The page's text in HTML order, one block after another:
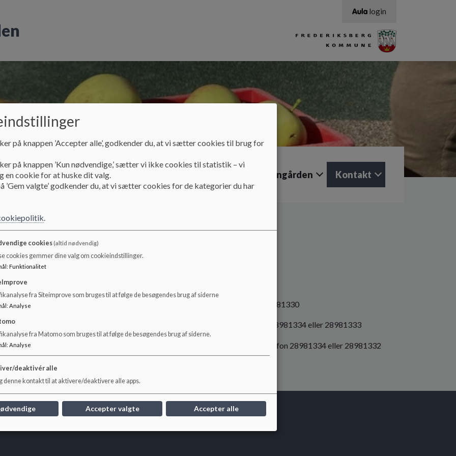
login
Til nye forældre Åbningstider og lukkedage Job i Fasangården Kontakt
Kontakt
Ledelse
Fasangården ledelse består af:
Leder Karina Rudbæk Hansen: kaha06@frederiksberg.dk, telefon 28981330
sigr03@frederiksberg.dk, telefon 28981334 eller 28981333
Afdelingsleder Henriette Lau Stampe: hest12@frederiksberg.dk, telefon 28981334 eller 28981332
på knappen ’Accepter alle’, godkender du, at vi sætter cookies til brug for
på knappen ’Kun nødvendige,’ sætter vi ikke cookies til statistik – vi
en cookie for at huske dit valg.
’Gem valgte’ godkender du, at vi sætter cookies for de kategorier du har
.
cookies(altid nødvendig)
cookies gemmer dine valg om cookieindstillinger.
: Funktionalitet
fra Siteimprove som bruges til at følge de besøgendes brug af siderne
: Analyse
fra Matomo som bruges til at følge de besøgendes brug af siderne.
: Analyse
deaktivér alle
denne kontakt til at aktivere/deaktivere alle apps.
Accepter valgte Accepter alle